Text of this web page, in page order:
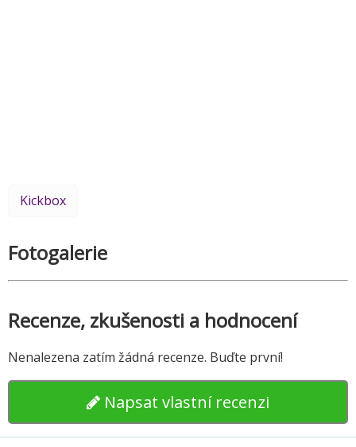
Kickbox
Fotogalerie
Recenze, zkušenosti a hodnocení
Nenalezena zatím žádná recenze. Buďte první!
Napsat vlastní recenzi